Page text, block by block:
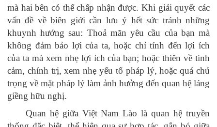
mà hai bên có thể chấp nhận được. Khi giải quyết các
vấn đề về biên giới cần lưu ý hết sức tránh những
khuynh hướng sau: Thoả mãn yêu cầu của bạn mà
không đảm bảo lợi của ta, hoặc chỉ tính đến lợi ích
của ta mà xem nhẹ lợi ích của bạn; hoặc thiên về tình
cảm, chính trị, xem nhẹ yếu tố pháp lý, hoặc quá chú
trọng về mặt pháp lý làm ảnh hưởng đến quan hệ láng
giềng hữu nghị.
Quan hệ giữa Việt Nam Lào là quan hệ truyền